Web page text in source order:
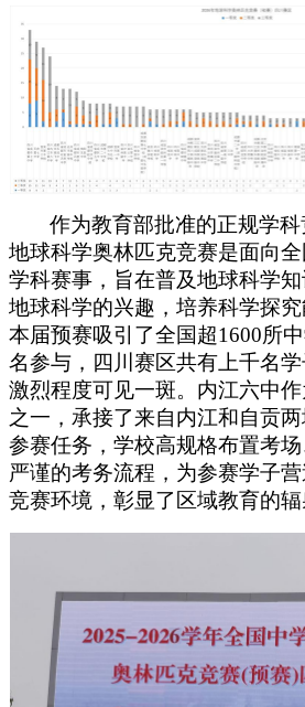
作为教育部批准的正规学
地球科学奥林匹克竞赛是面向
学科赛事，旨在普及地球科学
地球科学的兴趣，培养科学探究
本届预赛吸引了全国超1600所
名参与，四川赛区共有上千名
激烈程度可见一斑。内江六中
之一，承接了来自内江和自贡
参赛任务，学校高规格布置考
严谨的考务流程，为参赛学子
竞赛环境，彰显了区域教育的辐